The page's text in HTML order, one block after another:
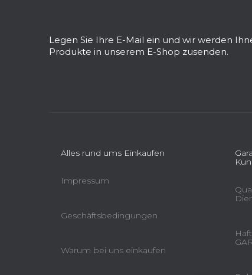
Legen Sie Ihre E-Mail ein und wir werden
Produkte in unserem E-Shop zusenden.
Alles rund ums Einkaufen
Impressum
Geschäftsbedingungen
Warum bei uns einkaufen